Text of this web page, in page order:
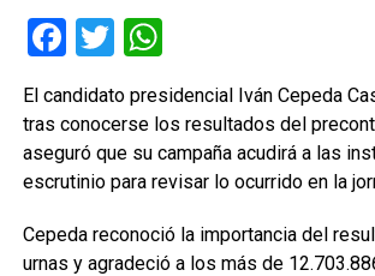
Facebook
TwitterWhatsApp
El candidato presidencial Iván Cepeda
tras conocerse los resultados del
aseguró que su campaña acudirá a las
escrutinio para revisar lo ocurrido en la
Cepeda reconoció la importancia del
urnas y agradeció a los más de